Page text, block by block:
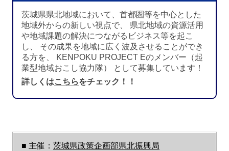
茨城県県北地域において、首都圏等を中心とした
地域外からの新しい視点で、 県北地域の資源活用
や地域課題の解決につながるビジネス等を起こ
し、 その成果を地域に広く波及させることができ
る方を、 KENPOKU PROJECT Eのメンバー（起
業型地域おこし協力隊） として募集しています！
詳しくはこちらをチェック！！
■ 主催： 茨城県政策企画部県北振興局